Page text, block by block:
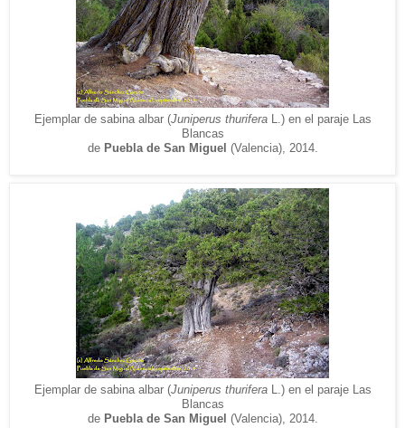
Ejemplar de sabina albar (Juniperus thuriferaL.) en el paraje Las
Blancas
de Puebla de San Miguel (Valencia), 2014.
Ejemplar de sabina albar (Juniperus thuriferaL.) en el paraje Las
Blancas
de Puebla de San Miguel (Valencia), 2014.